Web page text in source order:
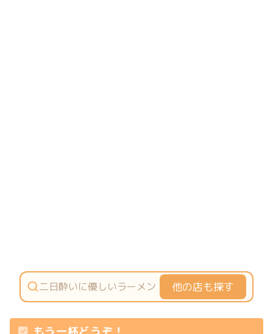
他の店も探す